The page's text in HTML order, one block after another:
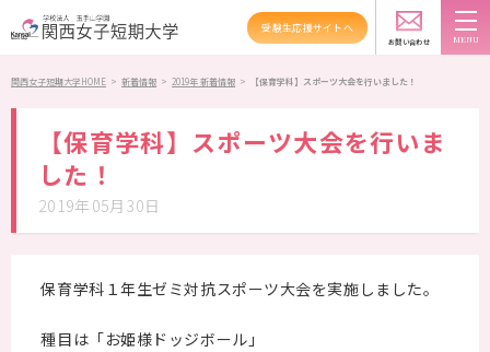
受験生応援サイトへ
お問い合わせ
スクールバス アクセス 資料請求
学科紹介
キャンパスライフ
高大連携・地域連携
新着情報
TOPICS
関西女子短期大学HOME > 新着情報 > 2019年 新着情報 > 【保育学科】スポーツ大会を行いました！
【保育学科】スポーツ大会を行いま
した！
2019年05月30日
保育学科１年生ゼミ対抗スポーツ大会を実施しました。
種目は「お姫様ドッジボール」